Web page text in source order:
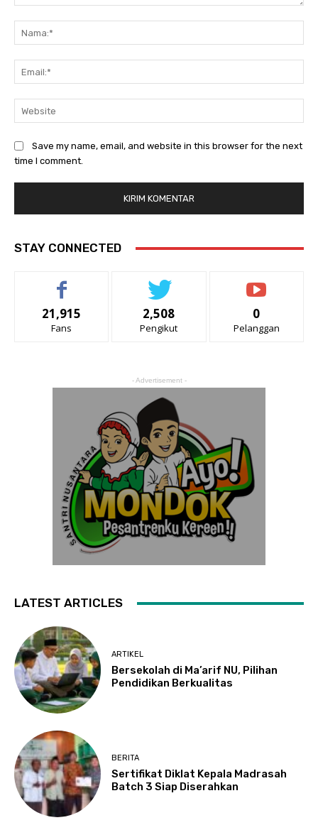
Save my name, email, and website in this browser for the next
time I comment.
STAY CONNECTED
21,915
Fans
2,508
Pengikut
0
Pelanggan
- Advertisement -
LATEST ARTICLES
ARTIKEL
Bersekolah di Ma’arif NU, Pilihan
Pendidikan Berkualitas
BERITA
Sertifikat Diklat Kepala Madrasah
Batch 3 Siap Diserahkan